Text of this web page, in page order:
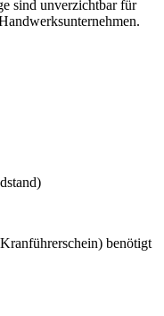
sind unverzichtbar für
benötigt